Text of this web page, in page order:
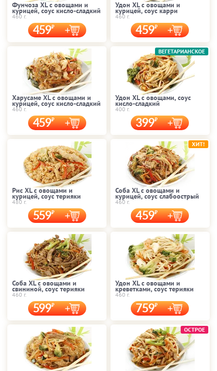
Фунчоза XL с овощами и
курицей, соус кисло-сладкий
460 г.
459
Удон XL с овощами и
курицей, соус карри
460 г.
459
Харусаме XL с овощами и
курицей, соус кисло-сладкий
460 г.
459
Удон XL с овощами, соус
кисло-сладкий
400 г.
399
ВЕГЕТАРИАНСКОЕ
Рис XL с овощами и
курицей, соус терияки
480 г.
559
Соба XL с овощами и
курицей, соус слабоострый
460 г.
459
ХИТ!
Соба XL с овощами и
свининой, соус терияки
460 г.
599
Удон XL с овощами и
креветками, соус терияки
460 г.
759
ОСТРОЕ